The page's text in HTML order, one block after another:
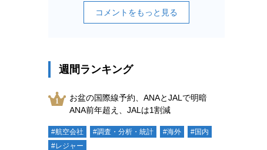
コメントをもっと見る
週間ランキング
お盆の国際線予約、ANAとJALで明暗
ANA前年超え、JALは1割減
#航空会社 #調査・分析・統計 #海外
#国内
#レジャー